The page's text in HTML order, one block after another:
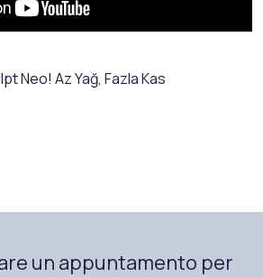
Neo! Az Yağ, Fazla Kas
un appuntamento per